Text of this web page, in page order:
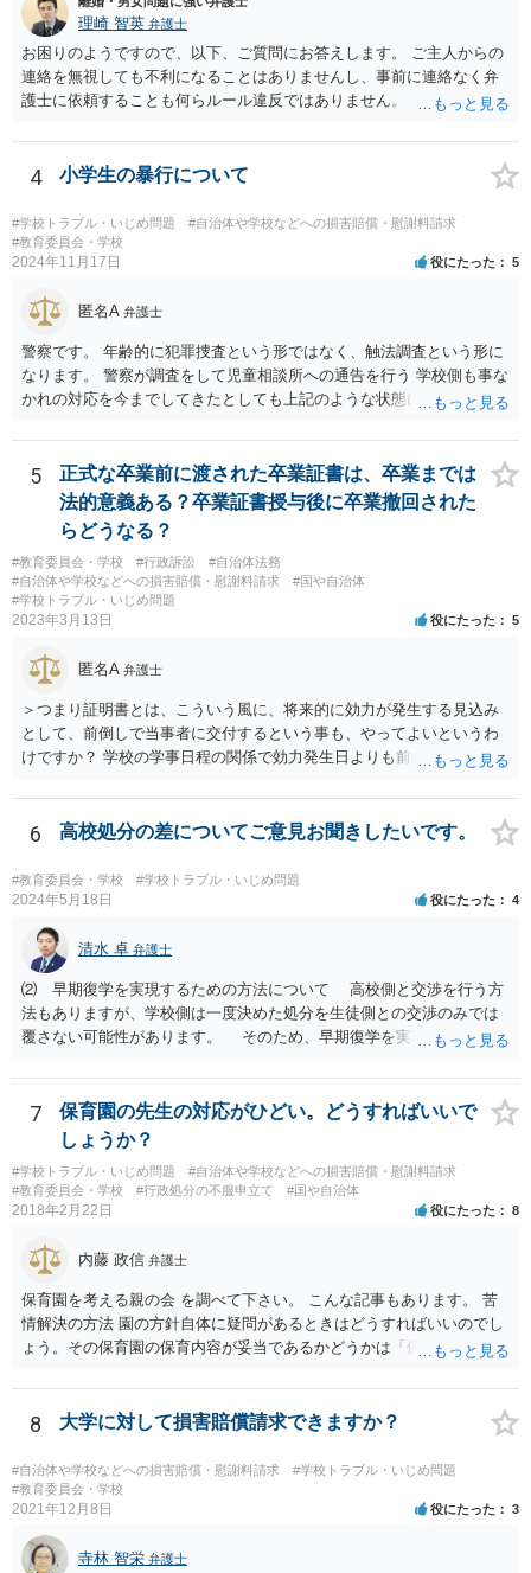
理崎 智英 弁護士
お困りのようですので、以下、ご質問にお答えします。 ご主人からの
連絡を無視しても不利になることはありませんし、事前に連絡なく弁
護士に依頼することも何らルール違反ではありません。 ただ、弁護士
ご主人には「現在、弁護士に相談中であり、弁護士に依頼した場合に
は、依頼した弁護士から連絡する」と伝えたほうが良いかもしれませ
4 小学生の暴行について
#学校トラブル・いじめ問題
#自治体や学校などへの損害賠償・慰謝料請求
#教育委員会・学校
2024年11月17日 役にたった 5
匿名A 弁護士
警察です。 年齢的に犯罪捜査という形ではなく、触法調査という形に
なります。 警察が調査をして児童相談所への通告を行う 学校側も事な
かれの対応を今までしてきたとしても上記のような状態になれば一定
る生徒が複数名ということであれば、 警察側も動くのではないかと思
われます。
5
正式な卒業前に渡された卒業証書は、卒業までは
法的意義ある？卒業証書授与後に卒業撤回された
らどうなる？
#教育委員会・学校 #行政訴訟
#自治体法務
#自治体や学校などへの損害賠償・慰謝料請求
#国や自治体
#学校トラブル・いじめ問題
2023年3月13日 役にたった 5
匿名A 弁護士
＞つまり証明書とは、こういう風に、将来的に効力が発生する見込み
として、前倒しで当事者に交付するという事も、やってよいというわ
けですか？ 学校の学事日程の関係で効力発生日よりも前に交付したか
でしょう。 両者をそろえるに越したことはないですが、卒業式の日程
自体は各学校によって慣例として定められることが多いですし、学籍
題はないでしょう。 ＞万一、効力発生日より前に、その効力が無効と
なる出来事が起こったとしたら、その証明書は効力を発生する事な
く、証明書としては無効化されるということですね？ そう考えるのが
自然でしょう。 ただし、卒業証書自体は、通常記載されている内容
が、全課程を修了したという事実について記載されており、卒業式時
点では、そのこと自体は過去の事実として間違いないので、卒業証書
自体の無効かどうかという法的な効力を議論するものではないでしょ
う。 問題は、証書そのものではなく、在学中に何らかの問題を起こし
6 高校処分の差についてご意見お聞きしたいです。
#教育委員会・学校 #学校トラブル・いじめ問題
2024年5月18日 役にたった 4
清水 卓 弁護士
⑵ 早期復学を実現するための方法について 高校側と交渉を行う方
法もありますが、学校側は一度決めた処分を生徒側との交渉のみでは
覆さない可能性があります。 そのため、早期復学を実現するための
（なお、退学勧告に従わない場合には、一定期間の経過等をもって退
学となる等の取り扱いになっている可能性があるため、高校側に懲戒
処罰の根拠規定等を明らかにさせる必要もあるでしょう）。 申立て
に理由があると認められれば裁判所によって仮処分命令が発せられる
ことになります（早ければ申立てから１か月以内に仮処分命令を得ら
れる場合もあります）。 仮処分の審理の過程で裁判所が学校側に生
認めさせる内容の和解によって解決が図られることもあります。 い
ずれにしても、学校問題に取り組んでいる弁護士に直接相談なさって
みることもご検討下さい。
7
保育園の先生の対応がひどい。どうすればいいで
しょうか？
#学校トラブル・いじめ問題
#自治体や学校などへの損害賠償・慰謝料請求
#教育委員会・学校
#行政処分の不服申立て #国や自治体
2018年2月22日 役にたった 8
内藤 政信 弁護士
保育園を考える親の会 を調べて下さい。 こんな記事もあります。 苦
情解決の方法 園の方針自体に疑問があるときはどうすればいいのでし
ょう。その保育園の保育内容が妥当であるかどうかは「保育所保育指
だけで問題が解決できずにこじれた時には、苦情を文書にして保育園
に提出しましょう。園は保護者の苦情に耳を傾けなくてはならないと
三）。さらに苦情解決のための第三者委員を施設ごとにおくことも指
導されています。 保育園との相談や交渉で解決できない時には、区市
町村の担当課に苦情を上げることになります。また、都道府県には
「福祉サービス運営適正化委員会」が設置されています。 認可保育所
はもちろんのこと、認可外の保育施設でも補助金を受けている施設
8 大学に対して損害賠償請求できますか？
#自治体や学校などへの損害賠償・慰謝料請求
#学校トラブル・いじめ問題
#教育委員会・学校
2021年12月8日 役にたった 3
寺林 智栄 弁護士